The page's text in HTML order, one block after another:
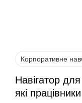
Корпоративне
Навігатор
які